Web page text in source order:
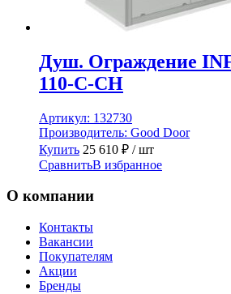
Душ. Ограждение
110-C-CH
Артикул: 132730
Производитель: Good Door
Купить 25 610 ₽ / шт
СравнитьВ избранное
О компании
Контакты
Вакансии
Покупателям
Акции
Бренды